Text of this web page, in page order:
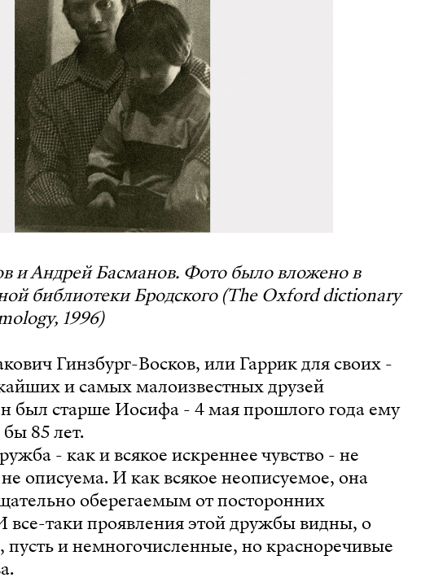
и Андрей Басманов. Фото было вложено в
библиотеки Бродского (The Oxford dictionary
1996)
Гинзбург-Восков, или Гаррик для своих -
и самых малоизвестных друзей
был старше Иосифа - 4 мая прошлого года ему
85 лет.
- как и всякое искреннее чувство - не
описуема. И как всякое неописуемое, она
оберегаемым от посторонних
все-таки проявления этой дружбы видны, о
пусть и немногочисленные, но красноречивые